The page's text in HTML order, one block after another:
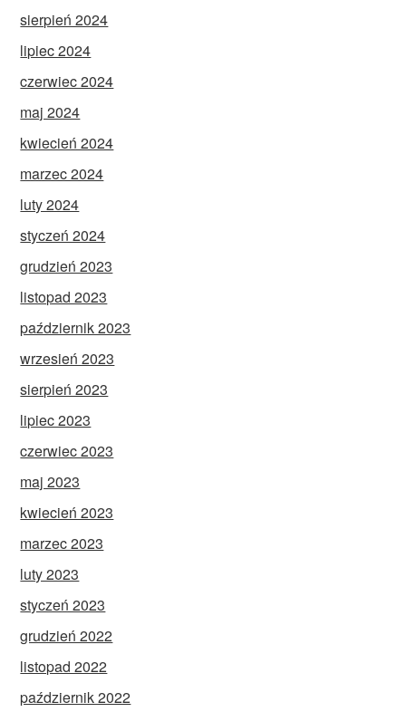
sierpień 2024
lipiec 2024
czerwiec 2024
maj 2024
kwiecień 2024
marzec 2024
luty 2024
styczeń 2024
grudzień 2023
listopad 2023
październik 2023
wrzesień 2023
sierpień 2023
lipiec 2023
czerwiec 2023
maj 2023
kwiecień 2023
marzec 2023
luty 2023
styczeń 2023
grudzień 2022
listopad 2022
październik 2022